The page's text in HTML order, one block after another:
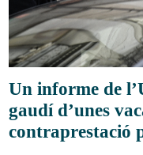
Un informe de
gaudí d’unes
contraprestació